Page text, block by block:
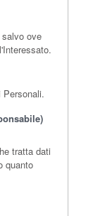
ove
tratta dati
quanto